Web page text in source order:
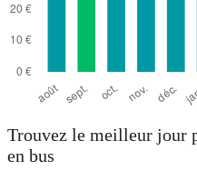
Trouvez le meilleur jour
en bus